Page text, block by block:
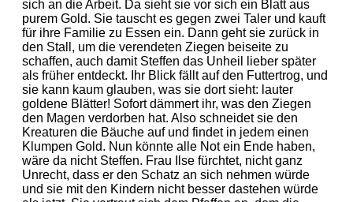
sich an die Arbeit. Da sieht sie vor sich ein Blatt aus
purem Gold. Sie tauscht es gegen zwei Taler und kauft
für ihre Familie zu Essen ein. Dann geht sie zurück in
den Stall, um die verendeten Ziegen beiseite zu
schaffen, auch damit Steffen das Unheil lieber später
als früher entdeckt. Ihr Blick fällt auf den Futtertrog, und
sie kann kaum glauben, was sie dort sieht: lauter
goldene Blätter! Sofort dämmert ihr, was den Ziegen
den Magen verdorben hat. Also schneidet sie den
Kreaturen die Bäuche auf und findet in jedem einen
Klumpen Gold. Nun könnte alle Not ein Ende haben,
wäre da nicht Steffen. Frau Ilse fürchtet, nicht ganz
Unrecht, dass er den Schatz an sich nehmen würde
und sie mit den Kindern nicht besser dastehen würde